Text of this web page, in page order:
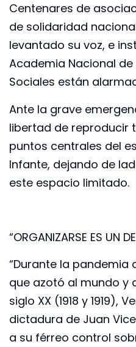
Centenares de
de solidaridad
levantado su voz, e
Academia Nacional
Sociales están
Ante la grave
libertad de reproducir
puntos centrales del
Infante, dejando de
este espacio limitado.
“ORGANIZARSE ES UN
“Durante la pandemia
que azotó al mundo y
siglo XX (1918 y 1919),
dictadura de Juan
a su férreo control